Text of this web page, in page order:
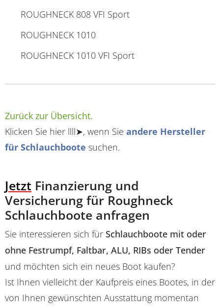
ROUGHNECK 808 VFI Sport
ROUGHNECK 1010
ROUGHNECK 1010 VFI Sport
Zurück zur Übersicht.
Klicken Sie hier llll➤, wenn Sie andere Hersteller
für Schlauchboote suchen.
Jetzt Finanzierung und
Versicherung für Roughneck
Schlauchboote anfragen
Sie interessieren sich für Schlauchboote mit oder
ohne Festrumpf, Faltbar, ALU, RIBs oder Tender
und möchten sich ein neues Boot kaufen?
Ist Ihnen vielleicht der Kaufpreis eines Bootes, in der
von Ihnen gewünschten Ausstattung momentan